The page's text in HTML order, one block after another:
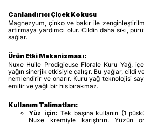
Canlandırıcı Çiçek Kokusu
Magnezyum, çinko ve bakır ile
artırmaya yardımcı olur. Cildin daha sıkı,
sağlar.
Ürün Etki Mekanizması:
Nuxe Huile Prodigieuse Florale Kuru Yağ,
yağın sinerjik etkisiyle çalışır. Bu yağlar, cildi
nemlendirir ve onarır. Kuru yağ teknolojisi
emilir ve yağlı bir his bırakmaz.
Kullanım Talimatları:
Yüz için: Tek başına kullanın (1
Nuxe kremiyle karıştırın. Yüzün